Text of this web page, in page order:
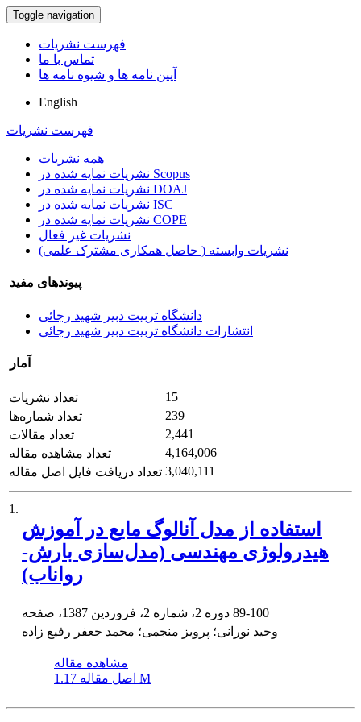
Toggle navigation
فهرست نشریات
تماس با ما
آیین نامه ها و شیوه نامه ها
English
فهرست نشریات
همه نشریات
نشریات نمایه شده در Scopus
نشریات نمایه شده در DOAJ
نشریات نمایه شده در ISC
نشریات نمایه شده در COPE
نشریات غیر فعال
نشریات وابسته ( حاصل همکاری مشترک علمی)
پیوندهای مفید
دانشگاه تربیت دبیر شهید رجائی
انتشارات دانشگاه تربیت دبیر شهید رجائی
آمار
تعداد نشریات
15
تعداد شماره‌ها
239
تعداد مقالات
2,441
تعداد مشاهده مقاله
4,164,006
تعداد دریافت فایل اصل مقاله 3,040,111
1.
استفاده از مدل آنالوگ مایع در آموزش
هیدرولوژی مهندسی (مدل‌سازی بارش-
رواناب)
89-100
وحید نورانی؛ پرویز منجمی؛ محمد جعفر رفیع زاده
مشاهده مقاله
اصل مقاله 1.17 M